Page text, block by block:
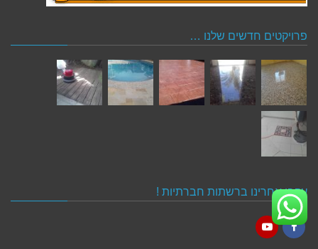
פרויקטים חדשים שלנו …
עקבו אחרינו ברשתות חברתיות !